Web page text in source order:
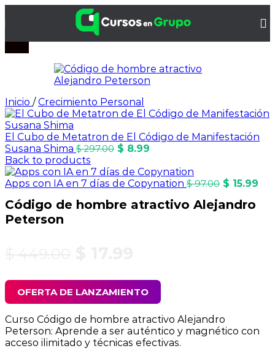
Inicio / Crecimiento Personal
El Cubo de Metatron de El Código de Manifestación
Susana Shima $297.00 $ 8.99
Back to products
Apps con IA en 7 días de Copynation $97.00 $ 15.99
Código de hombre atractivo Alejandro
Peterson
OFERTA DE LANZAMIENTO
Curso Código de hombre atractivo Alejandro
Peterson: Aprende a ser auténtico y magnético con
acceso ilimitado y técnicas efectivas.